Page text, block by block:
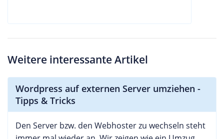
Weitere interessante Artikel
Wordpress auf externen Server umziehen -
Tipps & Tricks
Den Server bzw. den Webhoster zu wechseln steht